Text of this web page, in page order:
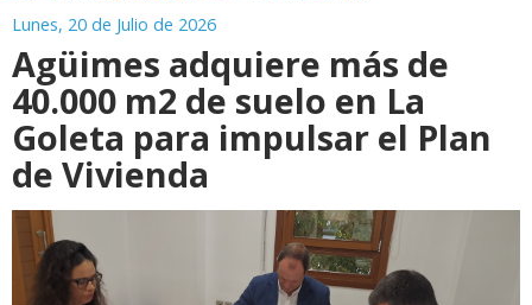
Lunes, 20 de Julio de 2026
Agüimes adquiere más de
40.000 m2 de suelo en La
Goleta para impulsar el Plan
de Vivienda